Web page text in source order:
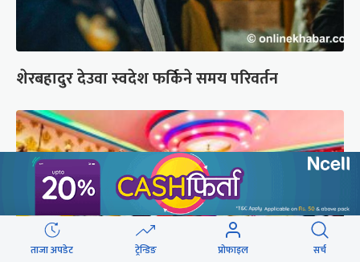
शेरबहादुर देउवा स्वदेश फर्किने समय परिवर्तन
ताजा अपडेट ट्रेन्डिङ प्रोफाइल सर्च